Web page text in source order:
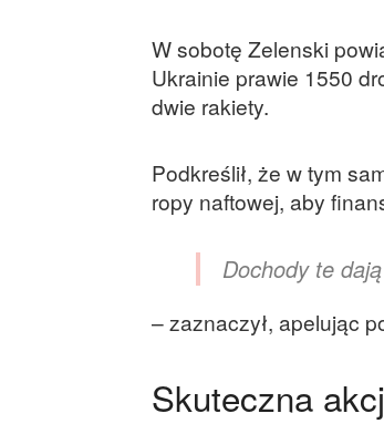
W sobotę Zelenski
Ukrainie prawie 1550
dwie rakiety.
Podkreślił, że w tym
ropy naftowej, aby
Dochody te
– zaznaczył, apelując
Skuteczna